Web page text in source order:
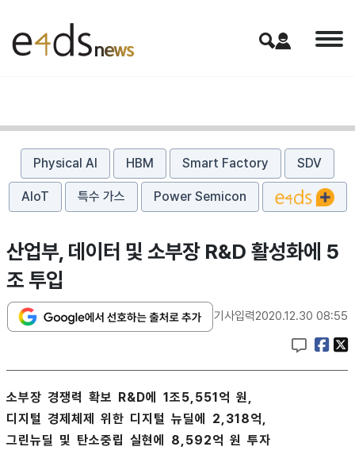
Physical AI HBM Smart Factory SDV
AIoT 특수 가스 Power Semicon
산업부, 데이터 및 소부장 R&D 활성화에 5
조 투입
기사입력2020.12.30 08:55
소부장 경쟁력 확보 R&D에 1조5,551억 원,
디지털 경제체제 위한 디지털 뉴딜에 2,318억,
그린뉴딜 및 탄소중립 실현에 8,592억 원 투자